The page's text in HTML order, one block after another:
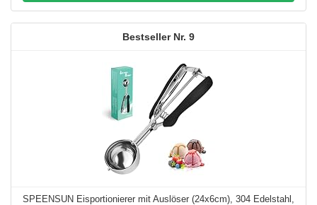
9
SPEENSUN Eisportionierer mit Auslöser (24x6cm), 304 Edelstahl,